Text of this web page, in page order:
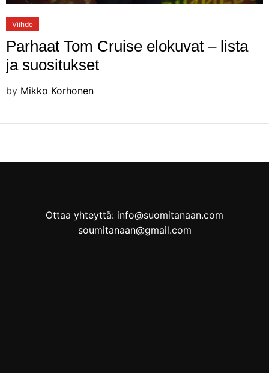
Viihde
Parhaat Tom Cruise elokuvat – lista
ja suositukset
by Mikko Korhonen
Ottaa yhteyttä: info@suomitanaan.com
soumitanaan@gmail.com